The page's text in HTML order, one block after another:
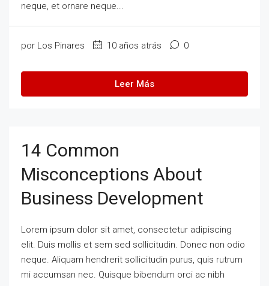
neque, et ornare neque...
por Los Pinares 10 años atrás 0
Leer Más
14 Common
Misconceptions About
Business Development
Lorem ipsum dolor sit amet, consectetur adipiscing
elit. Duis mollis et sem sed sollicitudin. Donec non odio
neque. Aliquam hendrerit sollicitudin purus, quis rutrum
mi accumsan nec. Quisque bibendum orci ac nibh